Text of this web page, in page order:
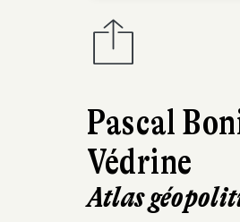
Pascal
Védrine
Atlas